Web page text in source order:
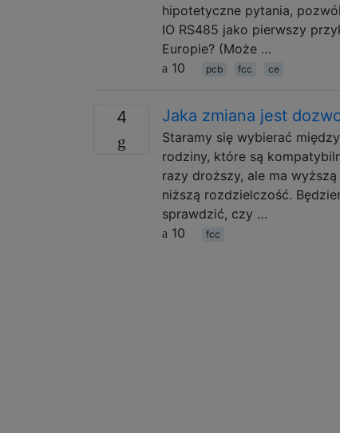
hipotetyczne pytania,
IO RS485 jako pierwszy
Europie? (Może …
10
pcb fcc ce
4 Jaka zmiana jest
Staramy się wybierać
rodziny, które są
razy droższy, ale ma
niższą rozdzielczość.
sprawdzić, czy …
10
fcc